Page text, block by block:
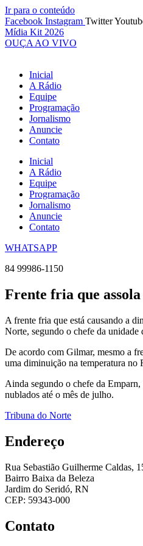
Ir para o conteúdo
Facebook Instagram Twitter
Mídia Kit 2026
OUÇA AO VIVO
Inicial
A Rádio
Equipe
Programação
Jornalismo
Anuncie
Contato
Inicial
A Rádio
Equipe
Programação
Jornalismo
Anuncie
Contato
WHATSAPP
84 99986-1150
Frente fria que
A frente fria que está causando a
Norte, segundo o chefe da
De acordo com Gilmar, mesmo a
uma diminuição na temperatura no
Ainda segundo o chefe da
nublados até o mês de julho.
Tribuna do Norte
Endereço
Rua Sebastião Guilherme Caldas,
Bairro Baixa da Beleza
Jardim do Seridó, RN
CEP: 59343-000
Contato